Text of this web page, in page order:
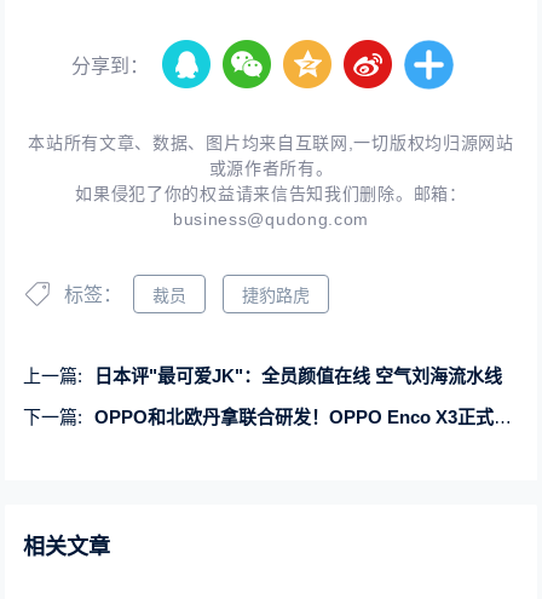
分享到：
本站所有文章、数据、图片均来自互联网,一切版权均归源网站
或源作者所有。
如果侵犯了你的权益请来信告知我们删除。邮箱：
business@qudong.com
标签： 裁员 捷豹路虎
上一篇:
日本评"最可爱JK"：全员颜值在线 空气刘海流水线
下一篇:
OPPO和北欧丹拿联合研发！OPPO Enco X3正式发布：售价899元起
相关文章